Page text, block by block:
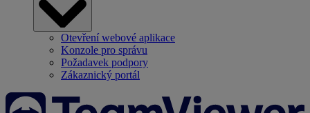
Otevření webové aplikace
Konzole pro správu
Požadavek podpory
Zákaznický portál